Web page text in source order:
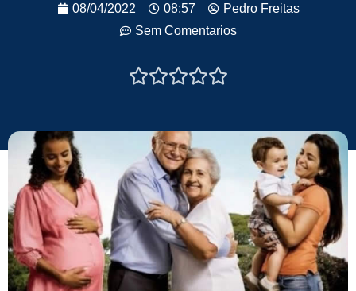
08/04/2022 08:57
Pedro Freitas
Sem Comentarios
